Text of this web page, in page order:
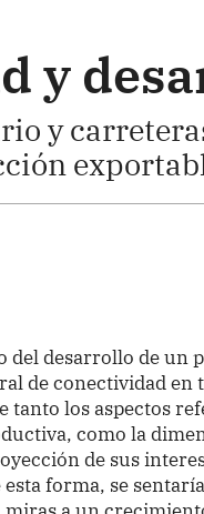
y
y
del desarrollo de un
de conectividad en
los aspectos
como la
de sus
forma, se